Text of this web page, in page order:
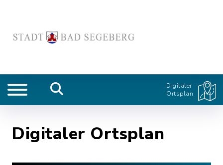
Digitaler
Ortsplan
Digitaler Ortsplan